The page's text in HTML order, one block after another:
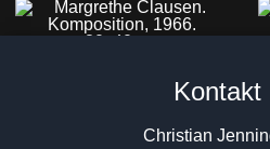
Komposition, 1966. 80x40cm.
Kontakt
Christian